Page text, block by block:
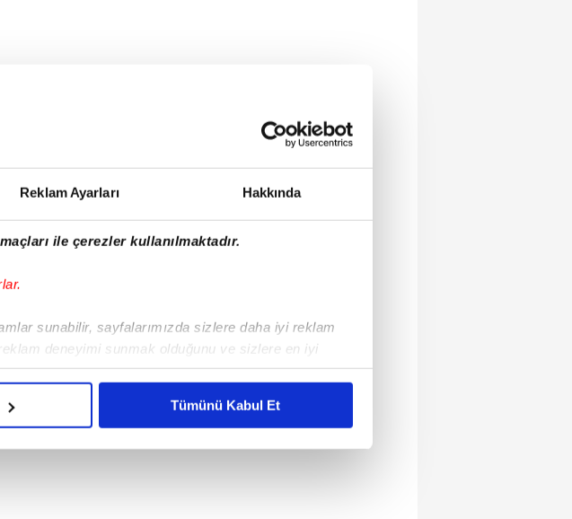
Reklam Ayarları Hakkında
ile çerezler kullanılmaktadır.
sunabilir, sayfalarımızda sizlere daha iyi reklam
deneyimi sunmak olduğunu ve sizlere en iyi
noktada, reklamların maliyetlerimizi karşılamak
Tümünü Kabul Et
Türkiye'nin
evladı